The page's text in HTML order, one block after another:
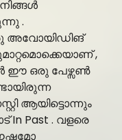
.
അവോയിഡിങ്
,
ഈ ഒരു പേഴ്സൺ
ആയിട്ടൊന്നും
In Past . വളരെ